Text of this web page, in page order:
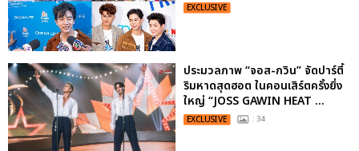
EXCLUSIVE
ประมวลภาพ “จอส-กวิน” จัดปาร์ตี้
ริมหาดสุดฮอต ในคอนเสิร์ตครั้งยิ่ง
ใหญ่ “JOSS GAWIN HEAT ...
EXCLUSIVE : 34